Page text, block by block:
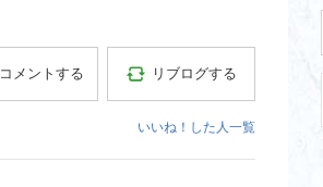
コメントする リブログする
いいね！した人一覧